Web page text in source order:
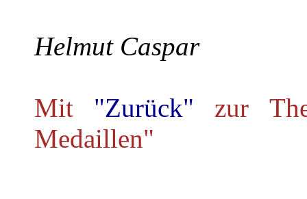
Helmut Caspar
Mit "Zurück" zur
Medaillen"